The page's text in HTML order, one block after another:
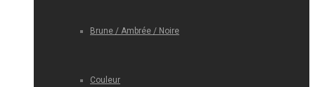
Brune / Ambrée / Noire
Couleur